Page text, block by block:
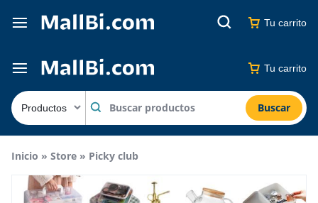
Tu carrito
Buscar
Tu carrito
Inicio » Store » Picky club